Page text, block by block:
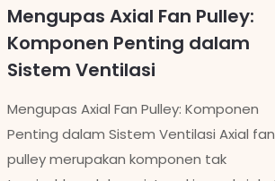
Mengupas Axial Fan Pulley:
Komponen Penting dalam
Sistem Ventilasi
Mengupas Axial Fan Pulley: Komponen
Penting dalam Sistem Ventilasi Axial fan
pulley merupakan komponen tak